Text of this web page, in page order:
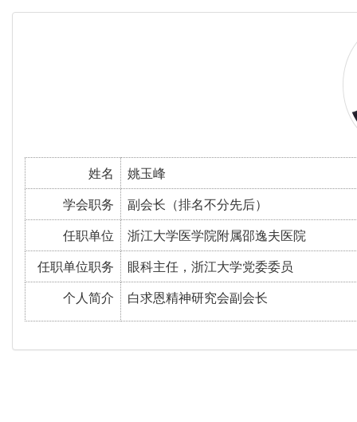
姓名
姚玉峰
学会职务
副会长（排名不分先后）
任职单位
浙江大学医学院附属邵逸夫医院
任职单位职务
眼科主任，浙江大学党委委员
个人简介
白求恩精神研究会副会长